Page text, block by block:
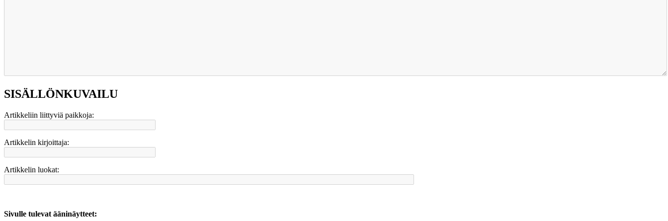
SISÄLLÖNKUVAILU
Artikkeliin liittyviä paikkoja:
Artikkelin kirjoittaja:
Artikkelin luokat:
Sivulle tulevat ääninäytteet: